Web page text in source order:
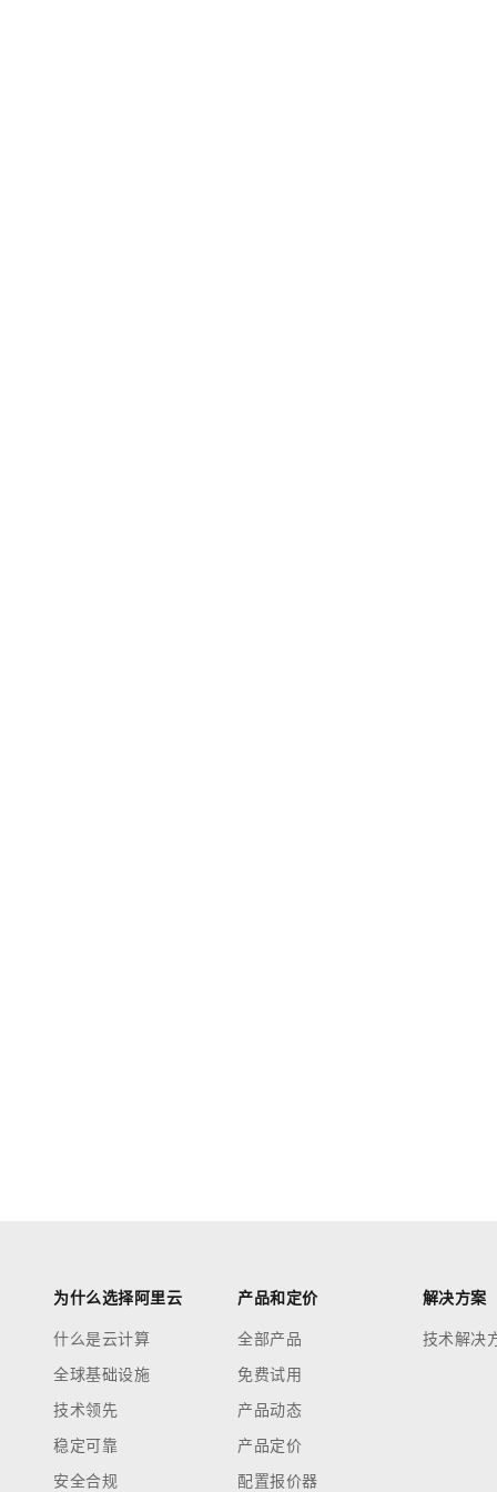
为什么选择阿里云
什么是云计算
全球基础设施
技术领先
稳定可靠
安全合规
产品和定价
全部产品
免费试用
产品动态
产品定价
配置报价器
解决方案
技术解决